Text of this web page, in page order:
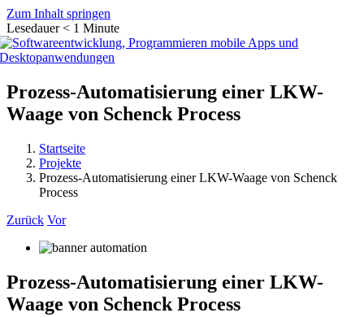
Zum Inhalt springen
Lesedauer < 1 Minute
Prozess-Automatisierung einer LKW-
Waage von Schenck Process
Startseite
Projekte
Prozess-Automatisierung einer LKW-Waage von Schenck
Process
Zurück Vor
Prozess-Automatisierung einer LKW-
Waage von Schenck Process